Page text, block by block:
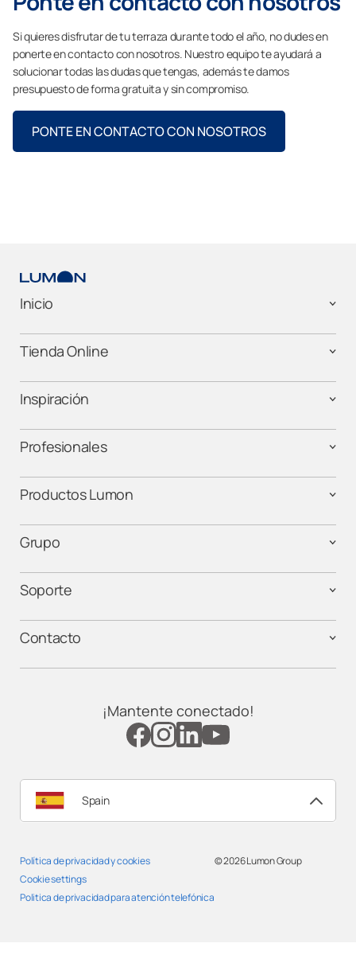
Si quieres disfrutar de tu terraza durante todo el año, no dudes en
ponerte en contacto con nosotros. Nuestro equipo te ayudará a
solucionar todas las dudas que tengas, además te damos
presupuesto de forma gratuita y sin compromiso.
PONTE EN CONTACTO CON NOSOTROS
Inicio
Tienda Online
Inspiración
Profesionales
Productos Lumon
Grupo
Soporte
Contacto
¡Mantente conectado!
Spain
Política de privacidad y cookies
Cookie settings
Politica de privacidad para atención telefónica
© 2026Lumon Group